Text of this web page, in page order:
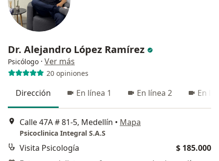
Dr. Alejandro López Ramírez
Psicólogo · Ver más
20 opiniones
Dirección En línea 1 En línea 2 En
Calle 47A # 81-5, Medellín • Mapa
Psicoclinica Integral S.A.S
Visita Psicología
$ 185.000